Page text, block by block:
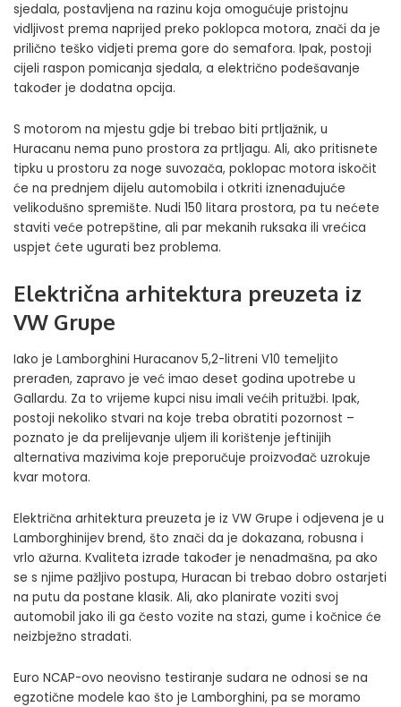
sjedala, postavljena na razinu koja omogućuje pristojnu
vidljivost prema naprijed preko poklopca motora, znači da je
prilično teško vidjeti prema gore do semafora. Ipak, postoji
cijeli raspon pomicanja sjedala, a električno podešavanje
također je dodatna opcija.
S motorom na mjestu gdje bi trebao biti prtljažnik, u
Huracanu nema puno prostora za prtljagu. Ali, ako pritisnete
tipku u prostoru za noge suvozača, poklopac motora iskočit
će na prednjem dijelu automobila i otkriti iznenađujuće
velikodušno spremište. Nudi 150 litara prostora, pa tu nećete
staviti veće potrepštine, ali par mekanih ruksaka ili vrećica
uspjet ćete ugurati bez problema.
Električna arhitektura preuzeta iz
VW Grupe
Iako je Lamborghini Huracanov 5,2-litreni V10 temeljito
prerađen, zapravo je već imao deset godina upotrebe u
Gallardu. Za to vrijeme kupci nisu imali većih pritužbi. Ipak,
postoji nekoliko stvari na koje treba obratiti pozornost –
poznato je da prelijevanje uljem ili korištenje jeftinijih
alternativa mazivima koje preporučuje proizvođač uzrokuje
kvar motora.
Električna arhitektura preuzeta je iz VW Grupe i odjevena je u
Lamborghinijev brend, što znači da je dokazana, robusna i
vrlo ažurna. Kvaliteta izrade također je nenadmašna, pa ako
se s njime pažljivo postupa, Huracan bi trebao dobro ostarjeti
na putu da postane klasik. Ali, ako planirate voziti svoj
automobil jako ili ga često vozite na stazi, gume i kočnice će
neizbježno stradati.
Euro NCAP-ovo neovisno testiranje sudara ne odnosi se na
egzotične modele kao što je Lamborghini, pa se moramo